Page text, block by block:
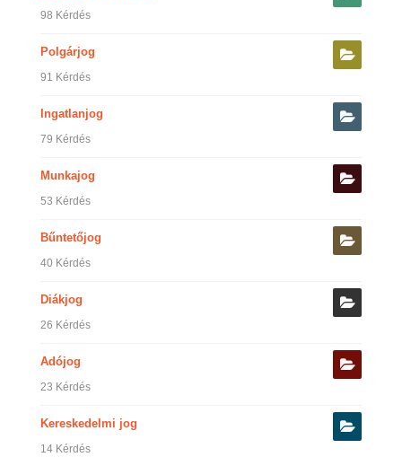
98 Kérdés
Polgárjog
91 Kérdés
Ingatlanjog
79 Kérdés
Munkajog
53 Kérdés
Bűntetőjog
40 Kérdés
Diákjog
26 Kérdés
Adójog
23 Kérdés
Kereskedelmi jog
14 Kérdés